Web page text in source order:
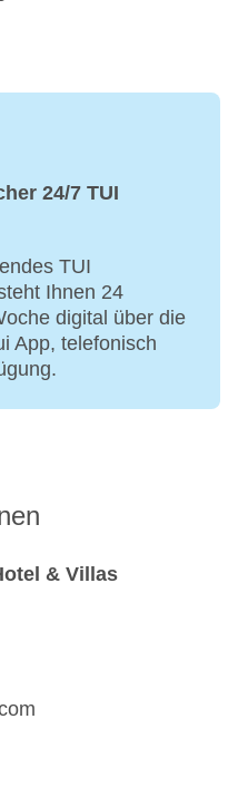
24/7 TUI
TUI
Ihnen 24
digital über die
App, telefonisch
& Villas